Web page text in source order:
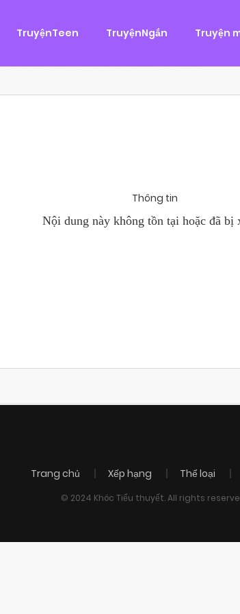
TruyệnTeen TruyệnNgắn Truyện
Tình Cảm
Hùng, một tên cướp biển chân chính. Cho
Chánh Uy săn lùng ba của Nhã Thụy và...
Thông tin
Nội dung này không tồn tại hoặc đã bị
Trang chủ Xếp hạng Thể loại
© 2024 Khóc Tiểu thuyết. All rights